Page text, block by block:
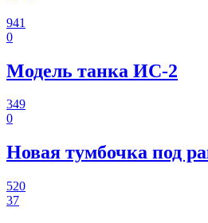
941
0
Модель танка ИС-2
349
0
Новая тумбочка под
520
37